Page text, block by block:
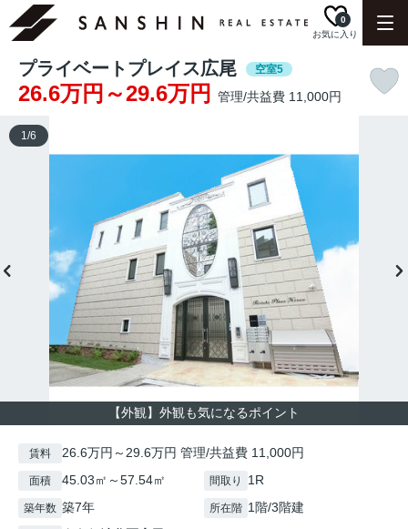
お気に入り
0
プライベートプレイス広尾 空室5
26.6万円～29.6万円 管理/共益費 11,000円
【外観】外観も気になるポイント
1/6
賃料 26.6万円～29.6万円 管理/共益費 11,000円
面積 45.03㎡～57.54㎡ 間取り 1R
築年数 築7年 所在階 1階/3階建